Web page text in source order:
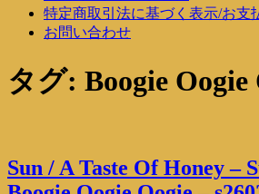
特定商取引法に基づく表示/お支
お問い合わせ
タグ: Boogie Oogie
Sun / A Taste Of Honey –